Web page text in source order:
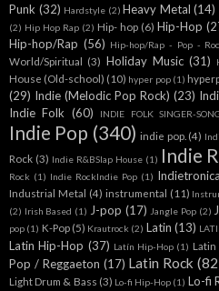
Punk (32) Hardstyle (2) Heavy Metal (14)
(2) Hip Hop Rap (2) Hip- hop (6) Hip-Hop
Hip-hop/Rap (56) Hip-hop/Rap - Pop -
World/Spiritual (3) Holiday Music (31)
House (Old-school) (10) hyper pop (1)
(29) Indie (Melodic Pop Rock) (23)
Indie Folk (60) INDIE FOLK SINGER-
Indie Pop (340) indie pop. (4)
Rock (3) Indie R&BSlap House (1) Indie
Rock (1) Indie RockIndie Pop (1) Indietronica
Industrial Metal (4) instrumental (11)
(2) Irish Based (1) J-pop (17) Jangle Pop (2)
pop (1) K-Pop (5) Krautrock (2) Latin (13)
Latin Hip-Hop (37) Latín Hip-Hop (1)
Pop / Reggaeton (17) Latin Rock
Light Drum & Bass (3) Lo-fi Hip-Hop (1) Lo-fi